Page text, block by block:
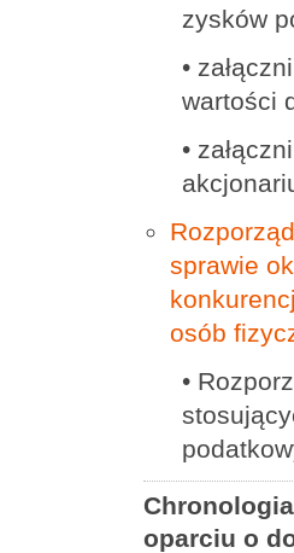
zysków
•
wartości
•
sprawie
osób
•
oparciu o